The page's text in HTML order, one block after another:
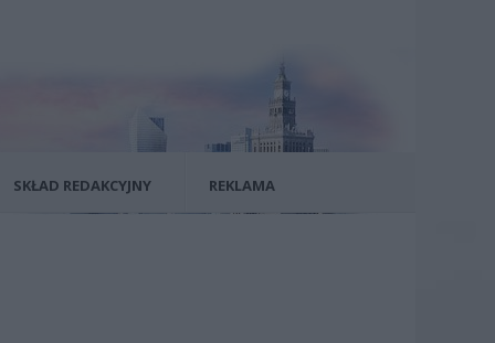
SKŁAD REDAKCYJNY REKLAMA